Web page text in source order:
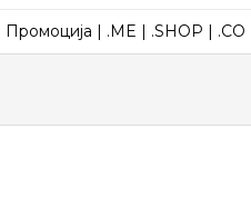
Промоција | .ME | .SHOP | .CO